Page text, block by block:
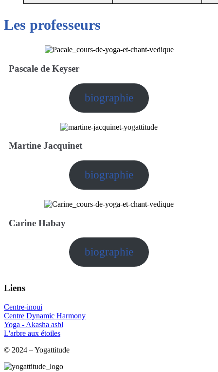
Les professeurs
Pascale de Keyser
biographie
Martine Jacquinet
biographie
Carine Habay
biographie
Liens
Centre-inoui
Centre Dynamic Harmony
Yoga - Akasha asbl
L'arbre aux étoiles
© 2024 – Yogattitude